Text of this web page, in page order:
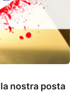
nostra posta